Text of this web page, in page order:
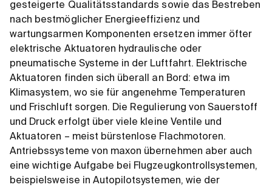
gesteigerte Qualitätsstandards sowie das Bestreben
nach bestmöglicher Energieeffizienz und
wartungsarmen Komponenten ersetzen immer öfter
elektrische Aktuatoren hydraulische oder
pneumatische Systeme in der Luftfahrt. Elektrische
Aktuatoren finden sich überall an Bord: etwa im
Klimasystem, wo sie für angenehme Temperaturen
und Frischluft sorgen. Die Regulierung von Sauerstoff
und Druck erfolgt über viele kleine Ventile und
Aktuatoren – meist bürstenlose Flachmotoren.
Antriebssysteme von maxon übernehmen aber auch
eine wichtige Aufgabe bei Flugzeugkontrollsystemen,
beispielsweise in Autopilotsystemen, wie der